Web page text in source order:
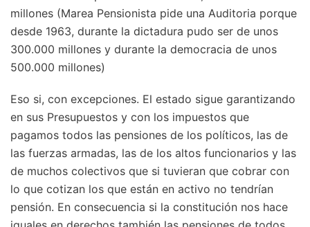
millones (Marea Pensionista pide una Auditoria porque
desde 1963, durante la dictadura pudo ser de unos
300.000 millones y durante la democracia de unos
500.000 millones)
Eso si, con excepciones. El estado sigue garantizando
en sus Presupuestos y con los impuestos que
pagamos todos las pensiones de los políticos, las de
las fuerzas armadas, las de los altos funcionarios y las
de muchos colectivos que si tuvieran que cobrar con
lo que cotizan los que están en activo no tendrían
pensión. En consecuencia si la constitución nos hace